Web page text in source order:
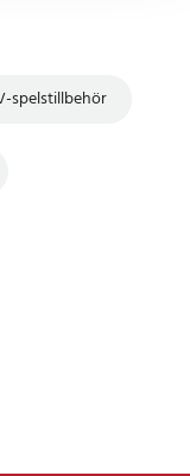
spelstillbehör